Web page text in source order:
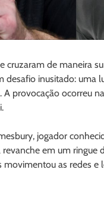
de maneira
inusitado: uma
provocação ocorreu
jogador
em um
as redes